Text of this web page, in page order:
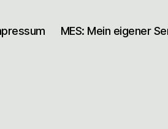
MES: Mein eigener